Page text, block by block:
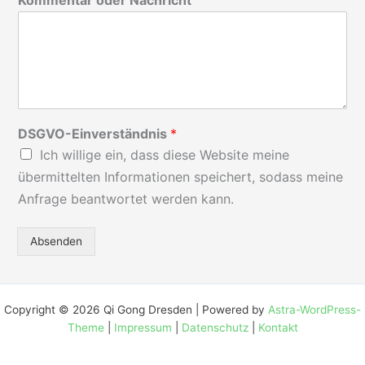
DSGVO-Einverständnis *
Ich willige ein, dass diese Website meine
übermittelten Informationen speichert, sodass meine
Anfrage beantwortet werden kann.
Absenden
Copyright © 2026 Qi Gong Dresden | Powered by Astra-WordPress-
Theme| Impressum Datenschutz| Kontakt